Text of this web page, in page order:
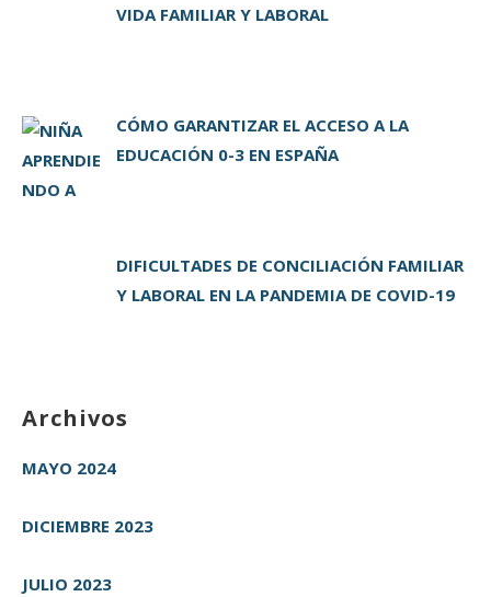
VIDA FAMILIAR Y LABORAL
CÓMO GARANTIZAR EL ACCESO A LA
EDUCACIÓN 0-3 EN ESPAÑA
DIFICULTADES DE CONCILIACIÓN FAMILIAR
Y LABORAL EN LA PANDEMIA DE COVID-19
Archivos
MAYO 2024
DICIEMBRE 2023
JULIO 2023